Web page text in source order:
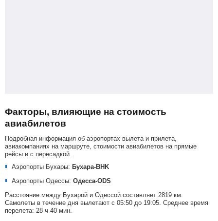
Факторы, влияющие на стоимость
авиабилетов
Подробная информация об аэропортах вылета и прилета,
авиакомпаниях на маршруте, стоимости авиабилетов на прямые
рейсы и с пересадкой.
Аэропорты Бухары: Бухара-BHK
Аэропорты Одессы: Одесса-ODS
Расстояние между Бухарой и Одессой составляет 2819 км.
Самолеты в течение дня вылетают с 05:50 до 19:05. Среднее время
перелета: 28 ч 40 мин.